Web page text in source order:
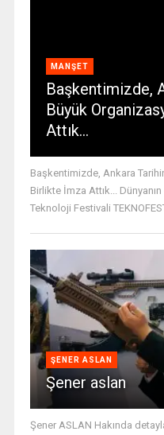
MANŞET
Başkentimizde,
Büyük
Attık…
Başkentimizde, Ankara
Birlikte İmza Attık...
Teknoloji Festivali
ŞENER ASLAN
Şener aslan
Şener ASLAN Hakında